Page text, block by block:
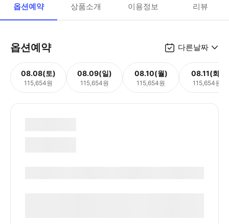
옵션예약 상품소개 이용정보 리뷰
옵션예약 다른날짜
08.08(토)
115,654원
08.09(일)
115,654원
08.10(월)
115,654원
08.11(화)
115,654원